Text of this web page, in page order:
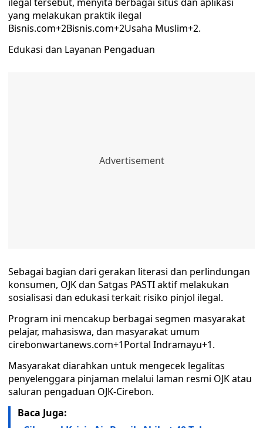
yang melakukan praktik ilegal
Bisnis.com+2Bisnis.com+2Usaha Muslim+2.
Edukasi dan Layanan Pengaduan
Sebagai bagian dari gerakan literasi dan perlindungan
konsumen, OJK dan Satgas PASTI aktif melakukan
sosialisasi dan edukasi terkait risiko pinjol ilegal.
Program ini mencakup berbagai segmen masyarakat
pelajar, mahasiswa, dan masyarakat umum
cirebonwartanews.com+1Portal Indramayu+1.
Masyarakat diarahkan untuk mengecek legalitas
penyelenggara pinjaman melalui laman resmi OJK atau
saluran pengaduan OJK-Cirebon.
Baca Juga: